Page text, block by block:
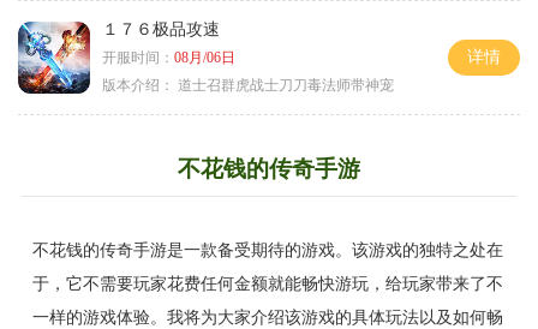
１７６极品攻速
开服时间： 08月/06日
版本介绍： 道士召群虎战士刀刀毒法师带神宠
详情
不花钱的传奇手游
不花钱的传奇手游是一款备受期待的游戏。该游戏的独特之处在
于，它不需要玩家花费任何金额就能畅快游玩，给玩家带来了不
一样的游戏体验。我将为大家介绍该游戏的具体玩法以及如何畅